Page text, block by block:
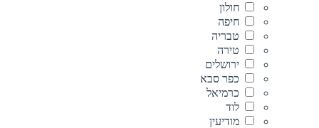
חולון
חיפה
טבריה
טירה
ירושלים
כפר סבא
כרמיאל
לוד
מודיעין